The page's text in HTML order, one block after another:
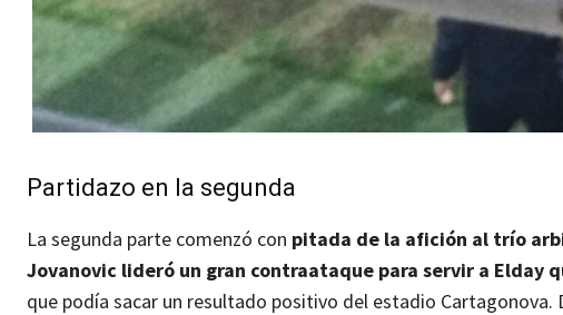
Partidazo en la segunda
La segunda parte comenzó con pitada de la afición al trío
Jovanovic lideró un gran contraataque para servir a Elday
que podía sacar un resultado positivo del estadio Cartagonova.